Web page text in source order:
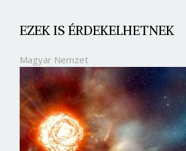
EZEK IS ÉRDEKELHETNEK
Magyar Nemzet